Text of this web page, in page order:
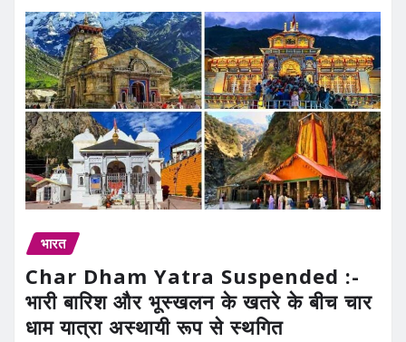
भारत
Char Dham Yatra Suspended :-
भारी बारिश और भूस्खलन के खतरे के बीच चार
धाम यात्रा अस्थायी रूप से स्थगित